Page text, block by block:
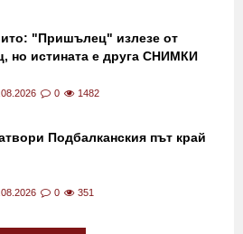
"Пришълец" излезе от
но истината е друга СНИМКИ
0 1482
Подбалканския път край
0 351